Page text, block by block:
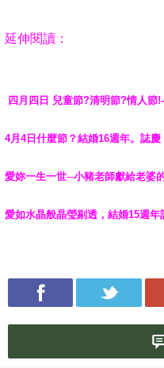
延伸閱讀：
四月四日 兒童節?清明節?情人節
4月4日什麼節？結婚16週年。誌慶
愛妳一生一世─小豬老師獻給老婆
愛如水晶般晶瑩剔透，結婚15週年